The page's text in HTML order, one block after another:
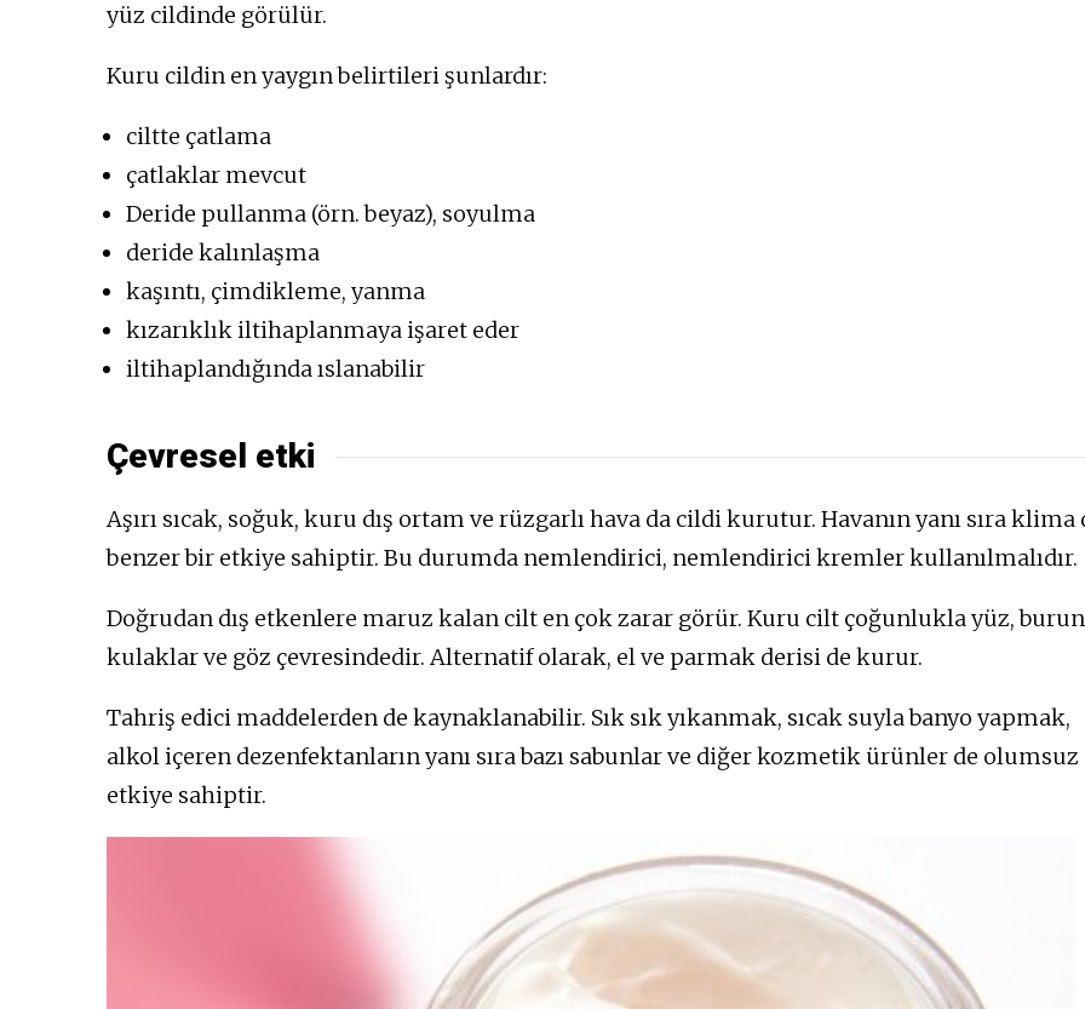
yüz cildinde görülür.
Kuru cildin en yaygın belirtileri şunlardır:
ciltte çatlama
çatlaklar mevcut
Deride pullanma (örn. beyaz), soyulma
deride kalınlaşma
kaşıntı, çimdikleme, yanma
kızarıklık iltihaplanmaya işaret eder
iltihaplandığında ıslanabilir
Çevresel etki
Aşırı sıcak, soğuk, kuru dış ortam ve rüzgarlı hava da cildi kurutur. Havanın yanı sıra klima
benzer bir etkiye sahiptir. Bu durumda nemlendirici, nemlendirici kremler kullanılmalıdır.
Doğrudan dış etkenlere maruz kalan cilt en çok zarar görür. Kuru cilt çoğunlukla yüz,
kulaklar ve göz çevresindedir. Alternatif olarak, el ve parmak derisi de kurur.
Tahriş edici maddelerden de kaynaklanabilir. Sık sık yıkanmak, sıcak suyla banyo yapmak,
alkol içeren dezenfektanların yanı sıra bazı sabunlar ve diğer kozmetik ürünler de olumsuz
etkiye sahiptir.